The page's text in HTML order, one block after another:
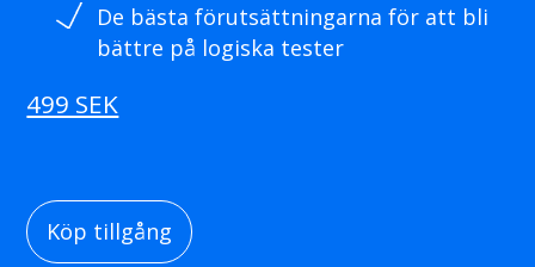
De bästa förutsättningarna för att bli
bättre på logiska tester
499 SEK
Köp tillgång